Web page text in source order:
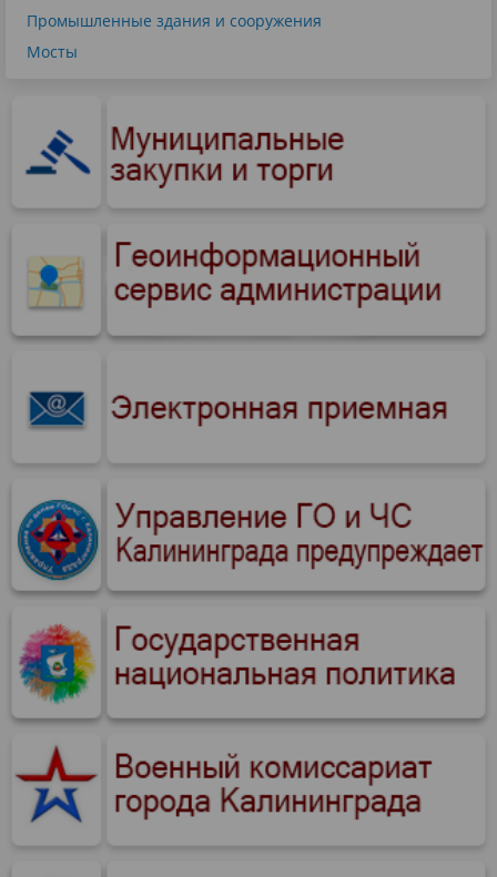
Промышленные здания и сооружения
Мосты